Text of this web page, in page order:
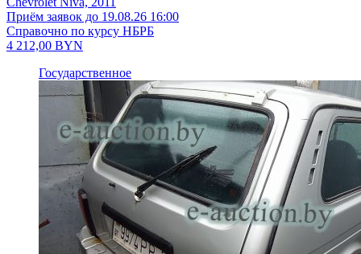
Приём заявок до 19.08.26 16:00
Справочно по курсу НБРБ
4 212,00 BYN
Государственное